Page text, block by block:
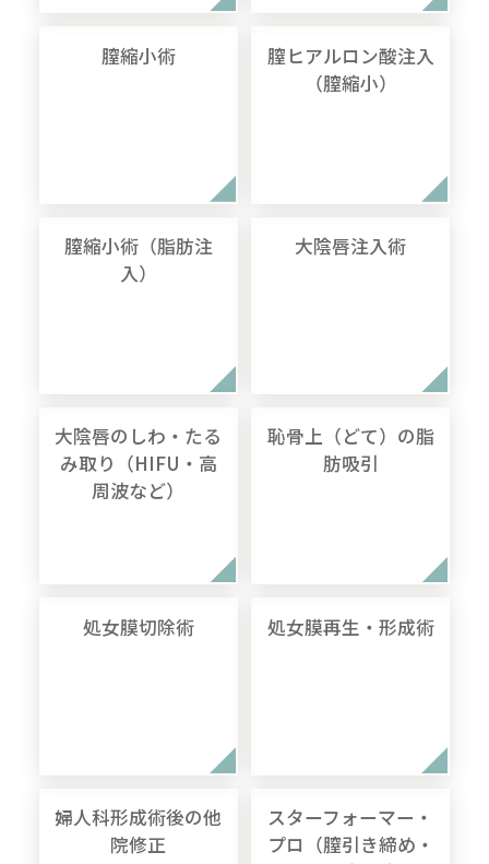
膣縮小術
膣ヒアルロン酸注入
（膣縮小）
膣縮小術（脂肪注
入）
大陰唇注入術
大陰唇のしわ・たる
み取り（HIFU・高
周波など）
恥骨上（どて）の脂
肪吸引
処女膜切除術 処女膜再生・形成術
婦人科形成術後の他
院修正
スターフォーマー・
プロ（膣引き締め・